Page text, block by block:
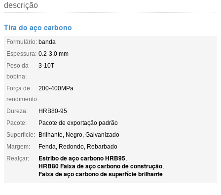
descrição
Tira do aço carbono
Formulário: banda
Espessura: 0.2-3.0 mm
Peso da
bobina:
3-10T
Força de
rendimento:
200-400MPa
Dureza:
HRB80-95
Pacote:
Pacote de exportação padrão
Superfície: Brilhante, Negro, Galvanizado
Margem:
Fenda, Redondo, Rebarbado
Realçar:
Estribo de aço carbono HRB95,
HRB80 Faixa de aço carbono de construção,
Faixa de aço carbono de superfície brilhante